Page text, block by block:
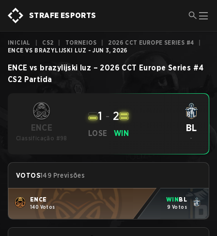
STRAFE ESPORTS
INICIAL CS2 TORNEIOS 2026 CCT EUROPE SERIES #4
ENCE VS BRAZYLIJSKI LUZ - JUN 3, 2026
ENCE vs brazylijski luz – 2026 CCT Europe Series #4
CS2 Partida
ENCE
Classificação #98
LOSE
1 - 2
WIN BL
-
VOTOS149 Previsões
ENCE
140 Votos
WINBL
9 Votos